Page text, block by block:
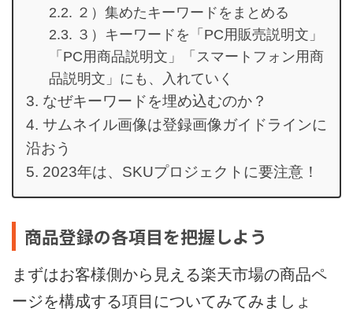
２）集めたキーワードをまとめる
３）キーワードを「PC用販売説明文」
「PC用商品説明文」「スマートフォン用商
品説明文」にも、入れていく
なぜキーワードを埋め込むのか？
サムネイル画像は登録画像ガイドラインに
沿おう
2023年は、SKUプロジェクトに要注意！
商品登録の各項目を把握しよう
まずはお客様側から見える楽天市場の商品ペ
ージを構成する項目についてみてみましょ